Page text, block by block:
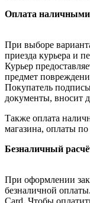
Оплата наличными
При выборе
приезда курьера и
Курьер
предмет
Покупатель
документы, вносит
Также оплата
магазина, оплаты
Безналичный
При оформлении
безналичной